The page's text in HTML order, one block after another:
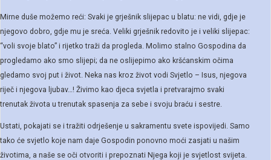
Mirne duše možemo reći: Svaki je grješnik slijepac u blatu: ne vidi, gdje je
njegovo dobro, gdje mu je sreća. Veliki grješnik redovito je i veliki slijepac:
“voli svoje blato” i rijetko traži da progleda. Molimo stalno Gospodina da
progledamo ako smo slijepi; da ne oslijepimo ako kršćanskim očima
gledamo svoj put i život. Neka nas kroz život vodi Svjetlo – Isus, njegova
riječ i njegova ljubav…! Živimo kao djeca svjetla i pretvarajmo svaki
trenutak života u trenutak spasenja za sebe i svoju braću i sestre.
Ustati, pokajati se i tražiti odrješenje u sakramentu svete ispovijedi. Samo
tako će svjetlo koje nam daje Gospodin ponovno moći zasjati u našim
životima, a naše se oči otvoriti i prepoznati Njega koji je svjetlost svijeta.